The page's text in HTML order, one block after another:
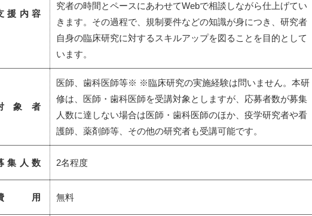
援内容
究者の時間とペースにあわせてWebで相談しながら仕上げてい
きます。その過程で、規制要件などの知識が身につき、研究者
自身の臨床研究に対するスキルアップを図ることを目的として
います。
象 者
医師、歯科医師等※ ※臨床研究の実施経験は問いません。本研
修は、医師・歯科医師を受講対象としますが、応募者数が募集
人数に達しない場合は医師・歯科医師のほか、疫学研究者や看
護師、薬剤師等、その他の研究者も受講可能です。
集人数 2名程度
用 無料